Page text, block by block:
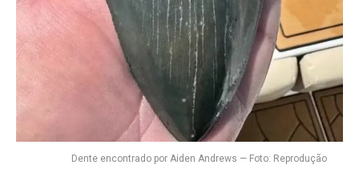
Dente encontrado por Aiden Andrews — Foto: Reprodução